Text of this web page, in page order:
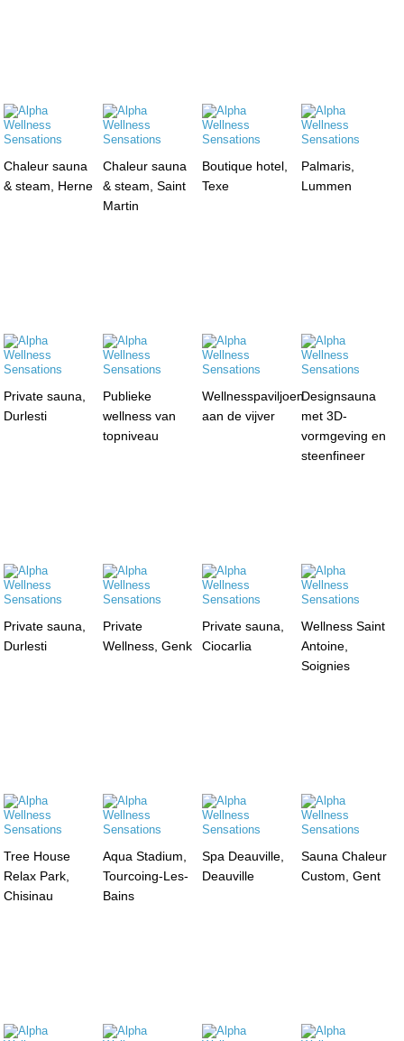
Chaleur sauna
& steam, Herne
Chaleur sauna
& steam, Saint
Martin
Boutique hotel,
Texe
Palmaris,
Lummen
Private sauna,
Durlesti
Publieke
wellness van
topniveau
Wellnesspaviljoen
aan de vijver
Designsauna
met 3D-
vormgeving en
steenfineer
Private sauna,
Durlesti
Private
Wellness, Genk
Private sauna,
Ciocarlia
Wellness Saint
Antoine,
Soignies
Tree House
Relax Park,
Chisinau
Aqua Stadium,
Tourcoing-Les-
Bains
Spa Deauville,
Deauville
Sauna Chaleur
Custom, Gent